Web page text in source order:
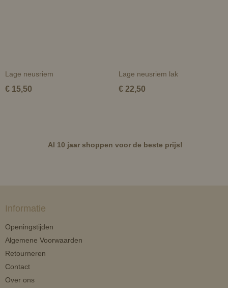
Lage neusriem
€ 15,50
Lage neusriem lak
€ 22,50
Al 10 jaar shoppen voor de beste prijs!
Informatie
Openingstijden
Algemene Voorwaarden
Retourneren
Contact
Over ons